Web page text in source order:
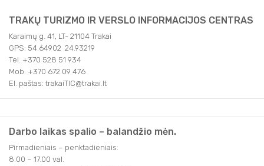
TRAKŲ TURIZMO IR VERSLO INFORMACIJOS CENTRAS
Karaimų g. 41, LT- 21104 Trakai
GPS: 54.64902 24.93219
Tel. +370 528 51 934
Mob. +370 672 09 476
El. paštas: trakaiTIC@trakai.lt
Darbo laikas spalio – balandžio mėn.
Pirmadieniais – penktadieniais:
8.00 – 17.00 val.